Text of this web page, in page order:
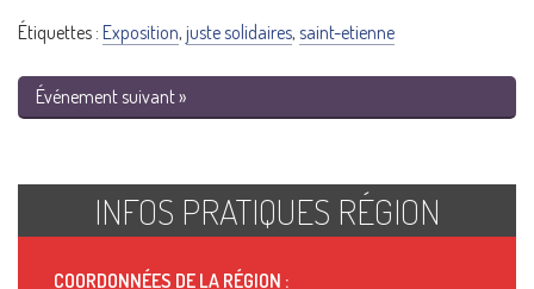
Étiquettes : Exposition, juste solidaires, saint-etienne
Événement suivant »
INFOS PRATIQUES RÉGION
COORDONNÉES DE LA RÉGION :